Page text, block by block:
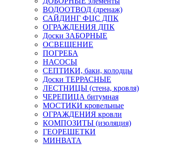
ВОДООТВОД (дренаж)
САЙДИНГ ФЦС ДПК
ОГРАЖДЕНИЯ ДПК
Доски ЗАБОРНЫЕ
ОСВЕЩЕНИЕ
ПОГРЕБА
НАСОСЫ
СЕПТИКИ, баки, колодцы
Доски ТЕРРАСНЫЕ
ЛЕСТНИЦЫ (стена, кровля)
ЧЕРЕПИЦА битумная
МОСТИКИ кровельные
ОГРАЖДЕНИЯ кровли
КОМПОЗИТЫ (изоляция)
ГЕОРЕШЕТКИ
МИНВАТА